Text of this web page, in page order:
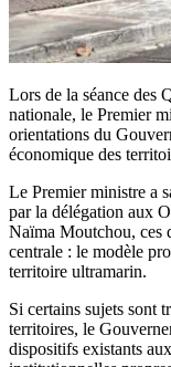
Lors de la séance des
nationale, le Premier
orientations du
économique des
Le Premier ministre a
par la délégation aux
Naïma Moutchou, ces
centrale : le modèle
territoire ultramarin.
Si certains sujets sont
territoires, le
dispositifs existants